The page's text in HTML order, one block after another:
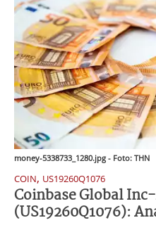
money-5338733_1280.jpg - Foto: THN
COIN, US19260Q1076
Coinbase Global
(US19260Q1076):